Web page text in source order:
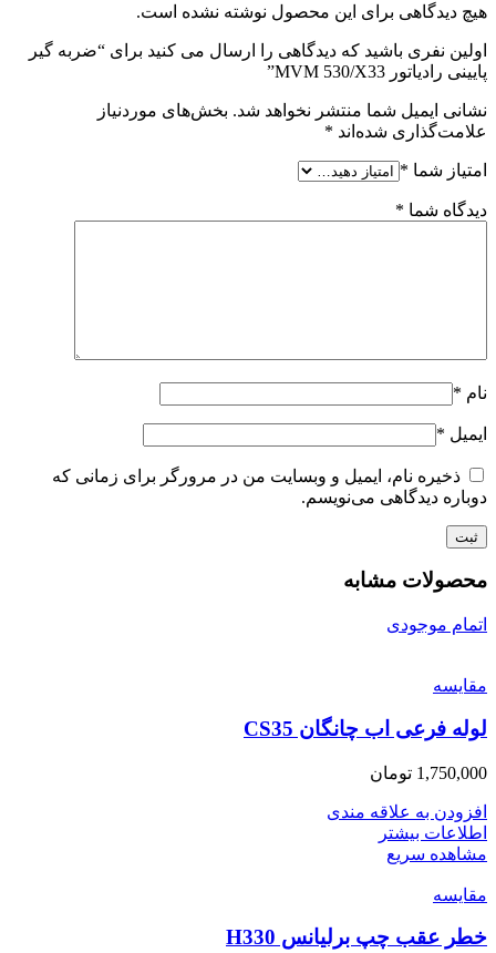
هیچ دیدگاهی برای این محصول نوشته نشده است.
اولین نفری باشید که دیدگاهی را ارسال می کنید برای “ضربه گیر
پایینی رادیاتور MVM 530/X33”
نشانی ایمیل شما منتشر نخواهد شد. بخش‌های موردنیاز
علامت‌گذاری شده‌اند *
امتیاز شما *
دیدگاه شما *
نام *
ایمیل *
ذخیره نام، ایمیل و وبسایت من در مرورگر برای زمانی که
دوباره دیدگاهی می‌نویسم.
محصولات مشابه
اتمام موجودی
مقایسه
لوله فرعی اب چانگان CS35
1,750,000 تومان
افزودن به علاقه مندی
اطلاعات بیشتر
مشاهده سریع
مقایسه
خطر عقب چپ برلیانس H330